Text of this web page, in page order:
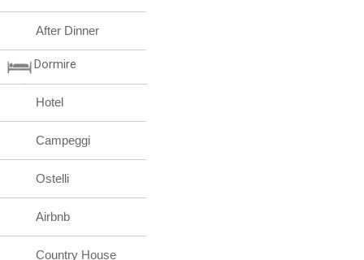
After Dinner
Dormire
Hotel
Campeggi
Ostelli
Airbnb
Country House